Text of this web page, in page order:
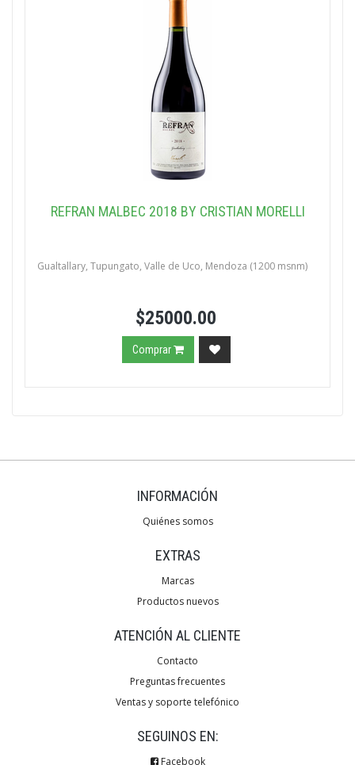
REFRAN MALBEC 2018 BY CRISTIAN MORELLI
Gualtallary, Tupungato, Valle de Uco, Mendoza (1200 msnm)
$25000.00
Comprar
INFORMACIÓN
Quiénes somos
EXTRAS
Marcas
Productos nuevos
ATENCIÓN AL CLIENTE
Contacto
Preguntas frecuentes
Ventas y soporte telefónico
SEGUINOS EN:
Facebook